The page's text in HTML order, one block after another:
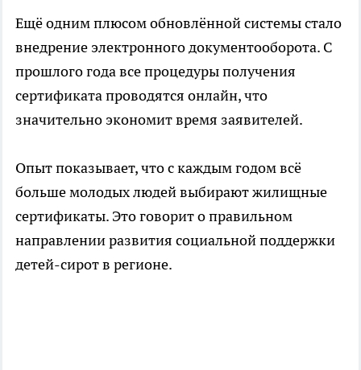
Ещё одним плюсом обновлённой системы стало
внедрение электронного документооборота. С
прошлого года все процедуры получения
сертификата проводятся онлайн, что
значительно экономит время заявителей.
Опыт показывает, что с каждым годом всё
больше молодых людей выбирают жилищные
сертификаты. Это говорит о правильном
направлении развития социальной поддержки
детей-сирот в регионе.